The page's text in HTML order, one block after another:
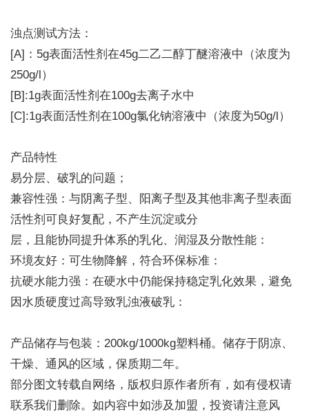
浊点测试方法：
[A]：5g表面活性剂在45g二乙二醇丁醚溶液中（浓度为
250g/l）
[B]:1g表面活性剂在100g去离子水中
[C]:1g表面活性剂在100g氯化钠溶液中（浓度为50g/l）
产品特性
易分层、破乳的问题；
兼容性强：与阴离子型、阳离子型及其他非离子型表面
活性剂可良好复配，不产生沉淀或分
层，且能协同提升体系的乳化、润湿及分散性能：
环境友好：可生物降解，符合环保标准：
抗硬水能力强：在硬水中仍能保持稳定乳化效果，避免
因水质硬度过高导致乳浊液破乳：
产品储存与包装：200kg/1000kg塑料桶。储存于阴凉、
干燥、通风的区域，保质期二年。
部分图文转载自网络，版权归原作者所有，如有侵权请
联系我们删除。如内容中如涉及加盟，投资请注意风